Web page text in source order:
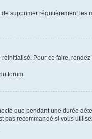
supprimer régulièrement
Pour ce faire,
forum.
que pendant une durée
pas recommandé si vous